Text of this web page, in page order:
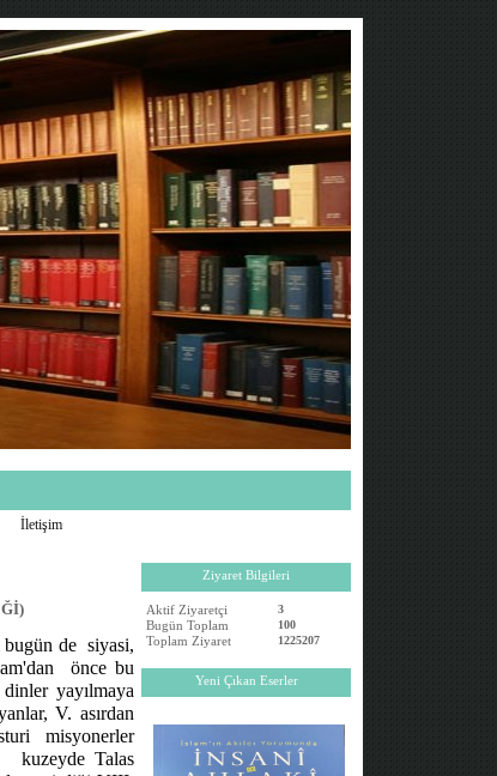
İletişim
de siyasi,
önce bu
yayılmaya
V. asırdan
misyonerler
kuzeyde Talas
Ziyaret Bilgileri
Aktif Ziyaretçi 3
Bugün Toplam 100
Toplam Ziyaret 1225207
Yeni Çıkan Eserler